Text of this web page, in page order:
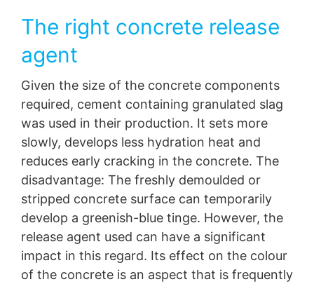
The right concrete release
agent
Given the size of the concrete components
required, cement containing granulated slag
was used in their production. It sets more
slowly, develops less hydration heat and
reduces early cracking in the concrete. The
disadvantage: The freshly demoulded or
stripped concrete surface can temporarily
develop a greenish-blue tinge. However, the
release agent used can have a significant
impact in this regard. Its effect on the colour
of the concrete is an aspect that is frequently